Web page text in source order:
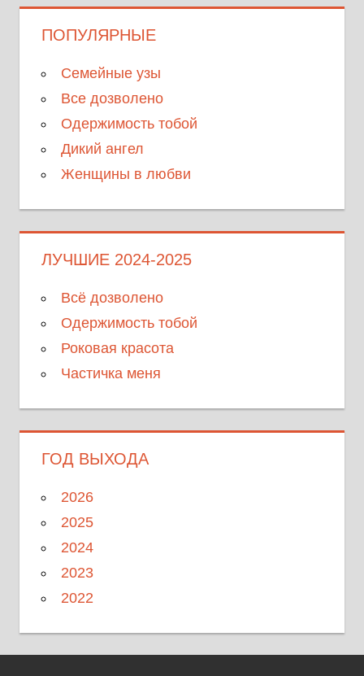
ПОПУЛЯРНЫЕ
Семейные узы
Все дозволено
Одержимость тобой
Дикий ангел
Женщины в любви
ЛУЧШИЕ 2024-2025
Всё дозволено
Одержимость тобой
Роковая красота
Частичка меня
ГОД ВЫХОДА
2026
2025
2024
2023
2022